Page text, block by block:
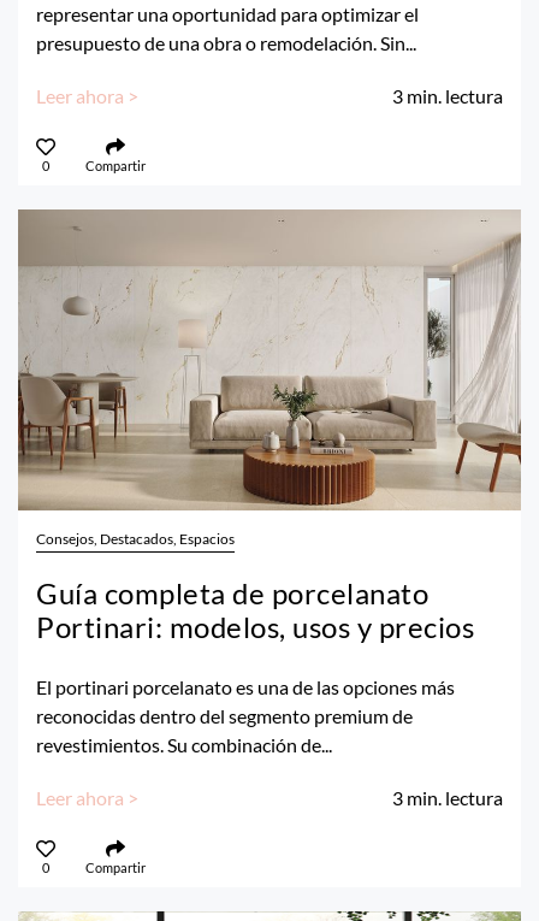
representar una oportunidad para optimizar el
presupuesto de una obra o remodelación. Sin...
Leer ahora > 3 min. lectura
0 Compartir
Consejos, Destacados, Espacios
Guía completa de porcelanato
Portinari: modelos, usos y precios
El portinari porcelanato es una de las opciones más
reconocidas dentro del segmento premium de
revestimientos. Su combinación de...
Leer ahora > 3 min. lectura
0 Compartir